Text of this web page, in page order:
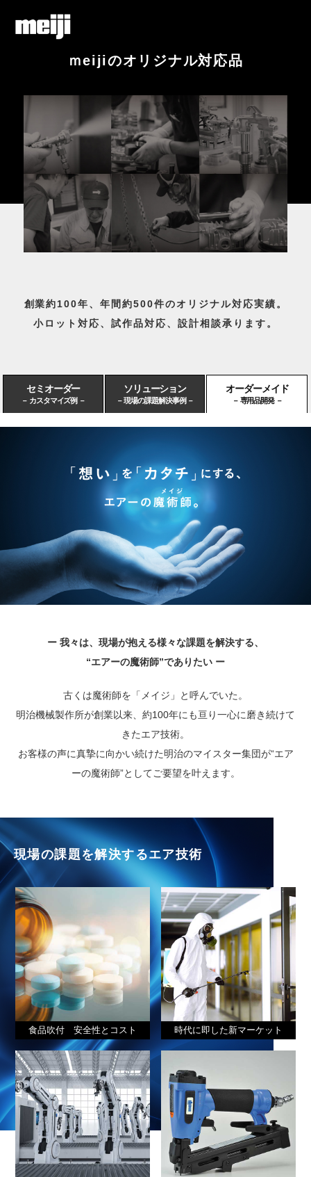
ｍeijiのオリジナル対応品
創業約100年、年間約500件のオリジナル対応実績。
小ロット対応、試作品対応、設計相談承ります。
セミオーダー
－ カスタマイズ例 －
ソリューション
－ 現場の課題解決事例 －
オーダーメイド
－ 専用品開発 －
ー 我々は、現場が抱える様々な課題を解決する、
“エアーの魔術師”でありたい ー
古くは魔術師を「メイジ」と呼んでいた。
明治機械製作所が創業以来、約100年にも亘り一心に磨き続けて
きたエア技術。
お客様の声に真摯に向かい続けた明治のマイスター集団が“エア
ーの魔術師”としてご要望を叶えます。
現場の課題を解決するエア技術
食品吹付 安全性とコスト 時代に即した新マーケット